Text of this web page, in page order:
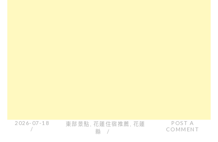
2026-07-18 東部景點 花蓮住宿推薦
花蓮
縣
POST A
COMMENT